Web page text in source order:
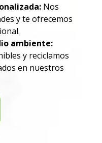
Nos
y te ofrecemos
ambiente:
y reciclamos
en nuestros